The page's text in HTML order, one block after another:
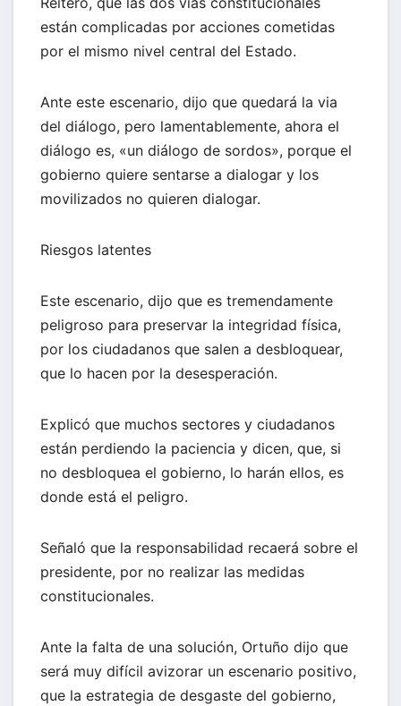
están complicadas por acciones cometidas
por el mismo nivel central del Estado.
Ante este escenario, dijo que quedará la via
del diálogo, pero lamentablemente, ahora el
diálogo es, «un diálogo de sordos», porque el
gobierno quiere sentarse a dialogar y los
movilizados no quieren dialogar.
Riesgos latentes
Este escenario, dijo que es tremendamente
peligroso para preservar la integridad física,
por los ciudadanos que salen a desbloquear,
que lo hacen por la desesperación.
Explicó que muchos sectores y ciudadanos
están perdiendo la paciencia y dicen, que, si
no desbloquea el gobierno, lo harán ellos, es
donde está el peligro.
Señaló que la responsabilidad recaerá sobre el
presidente, por no realizar las medidas
constitucionales.
Ante la falta de una solución, Ortuño dijo que
será muy difícil avizorar un escenario positivo,
que la estrategia de desgaste del gobierno,